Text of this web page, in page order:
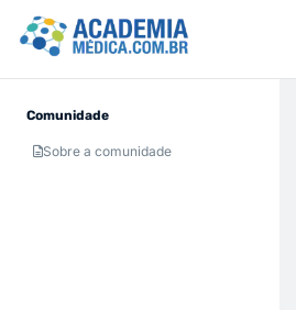
Comunidade
Sobre a comunidade